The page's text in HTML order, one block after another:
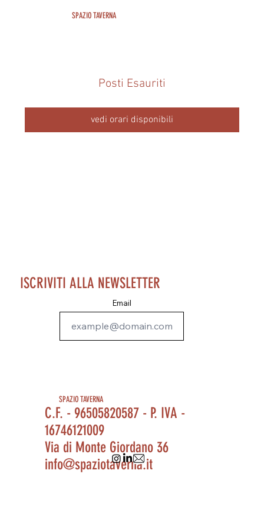
SPAZIO TAVERNA
Posti Esauriti
vedi orari disponibili
SPAZIO TAVERNA
C.F. - 96505820587 - P. IVA -
16746121009
Via di Monte Giordano 36
info@spaziotaverna.it
ISCRIVITI ALLA NEWSLETTER
Email